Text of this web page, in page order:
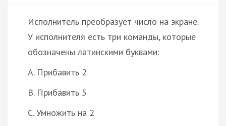
Исполнитель преобразует число на экране.
У исполнителя есть три команды, которые
обозначены латинскими буквами:
A. Прибавить 2
B. Прибавить 5
C. Умножить на 2